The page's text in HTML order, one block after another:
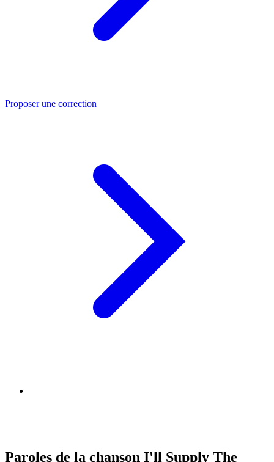
Proposer une correction
Paroles de la chanson I'll Supply The